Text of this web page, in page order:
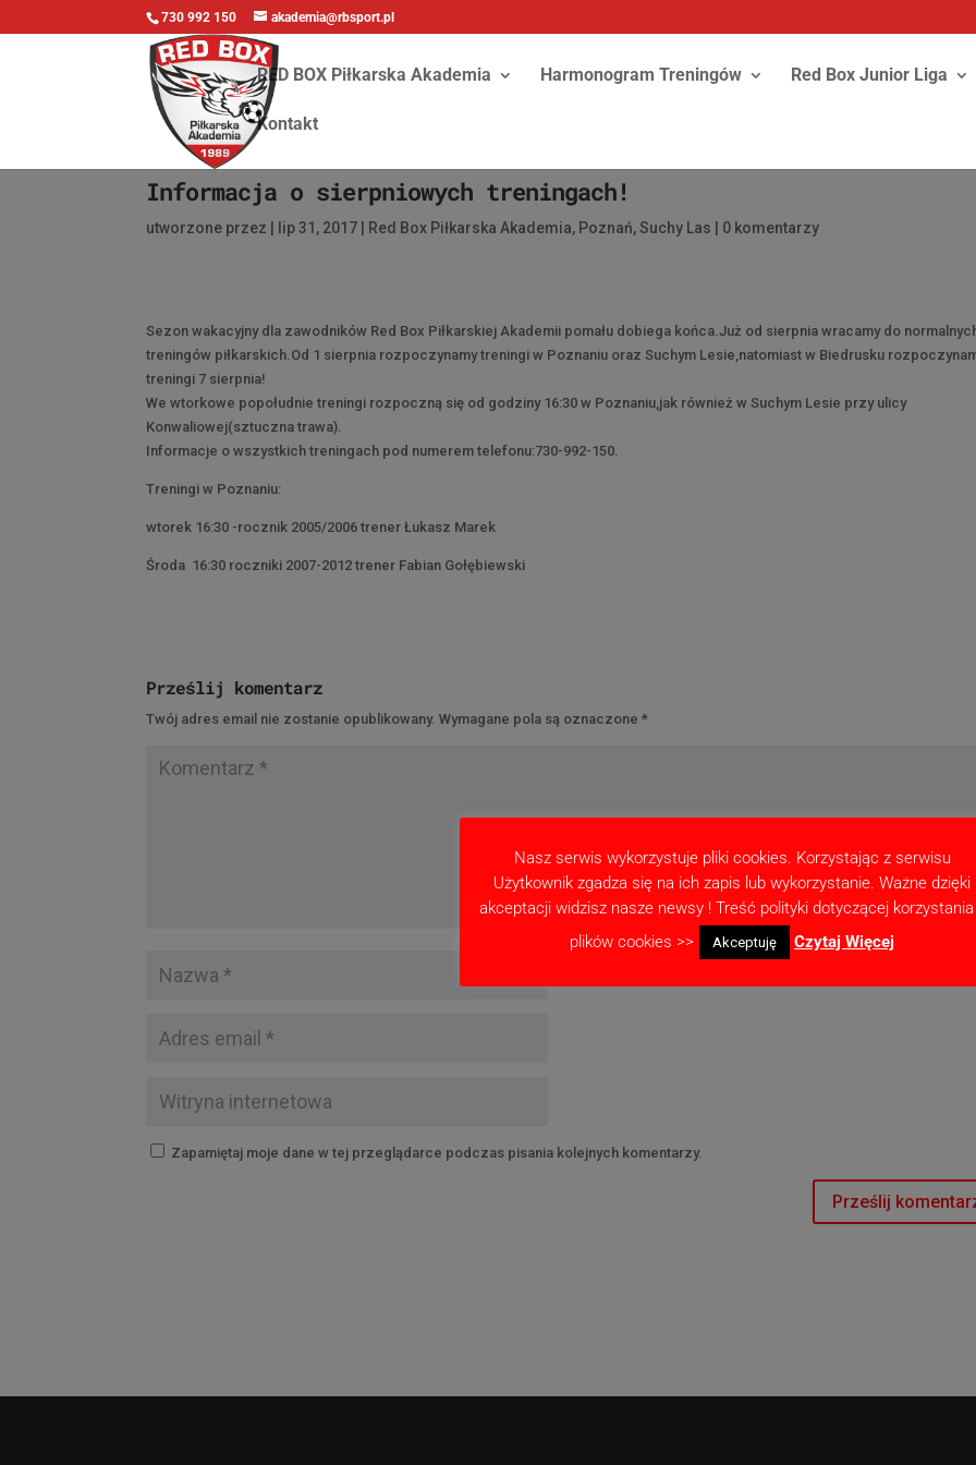
730 992 150 akademia@rbsport.pl
RED BOX Piłkarska Akademia Harmonogram Treningów Red Box Junior Liga
Kontakt
Informacja o sierpniowych treningach!
utworzone przez lip 31, 2017 Red Box Piłkarska Akademia, Poznań,Suchy Las 0 komentarzy
Sezon wakacyjny dla zawodników Red Box Piłkarskiej Akademii pomału dobiega końca.Już od sierpnia wracamy do
treningów piłkarskich.Od 1 sierpnia rozpoczynamy treningi w Poznaniu oraz Suchym Lesie,natomiast w Biedrusku
treningi 7 sierpnia!
We wtorkowe popołudnie treningi rozpoczną się od godziny 16:30 w Poznaniu,jak również w Suchym Lesie przy ulicy
Konwaliowej(sztuczna trawa).
Informacje o wszystkich treningach pod numerem telefonu:730-992-150.
Treningi w Poznaniu:
wtorek 16:30 -rocznik 2005/2006 trener Łukasz Marek
Środa 16:30 roczniki 2007-2012 trener Fabian Gołębiewski
Prześlij komentarz
Twój adres email nie zostanie opublikowany. Wymagane pola są oznaczone*
Zapamiętaj moje dane w tej przeglądarce podczas pisania kolejnych komentarzy.
Nasz serwis wykorzystuje pliki cookies. Korzystając z serwisu
Użytkownik zgadza się na ich zapis lub wykorzystanie. Ważne dzięki
akceptacji widzisz nasze newsy ! Treść polityki dotyczącej
plików cookies >>
Akceptuję Czytaj Więcej